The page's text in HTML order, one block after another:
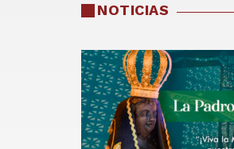
NOTICIAS